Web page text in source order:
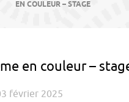
EN COULEUR – STAGE
en couleur –
février 2025